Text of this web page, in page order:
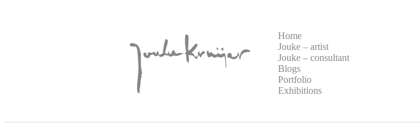
Home
Jouke – artist
Jouke – consultant
Blogs
Portfolio
Exhibitions